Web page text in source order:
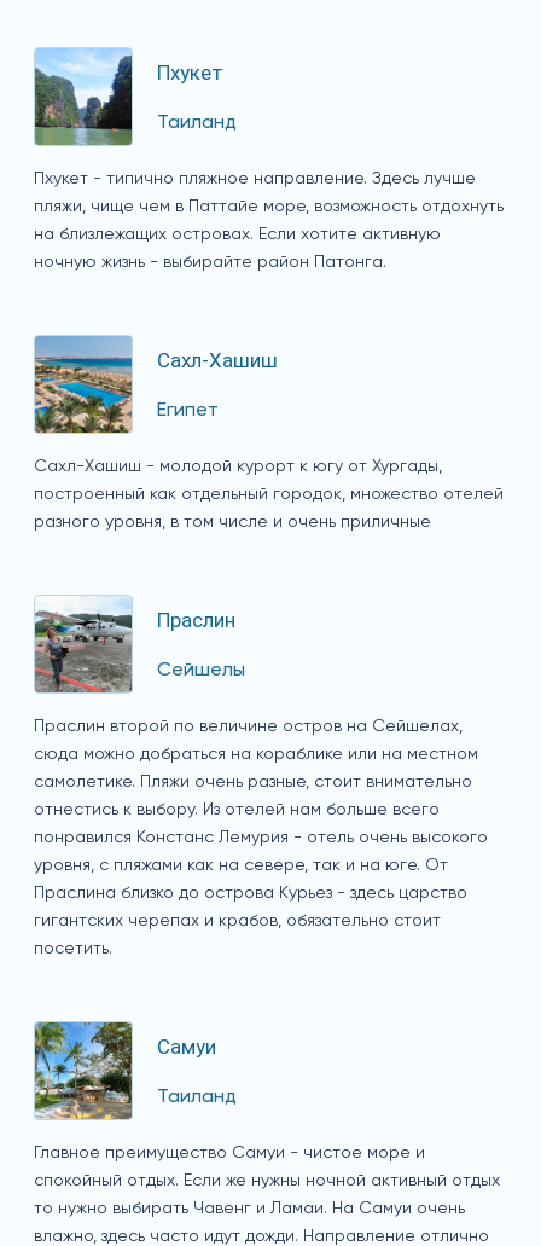
Пхукет
Таиланд
Пхукет - типично пляжное направление. Здесь лучше
пляжи, чище чем в Паттайе море, возможность отдохнуть
на близлежащих островах. Если хотите активную
ночную жизнь - выбирайте район Патонга.
Сахл-Хашиш
Египет
Сахл-Хашиш - молодой курорт к югу от Хургады,
построенный как отдельный городок, множество отелей
разного уровня, в том числе и очень приличные
Праслин
Сейшелы
Праслин второй по величине остров на Сейшелах,
сюда можно добраться на кораблике или на местном
самолетике. Пляжи очень разные, стоит внимательно
отнестись к выбору. Из отелей нам больше всего
понравился Констанс Лемурия - отель очень высокого
уровня, с пляжами как на севере, так и на юге. От
Праслина близко до острова Курьез - здесь царство
гигантских черепах и крабов, обязательно стоит
посетить.
Самуи
Таиланд
Главное преимущество Самуи - чистое море и
спокойный отдых. Если же нужны ночной активный отдых
то нужно выбирать Чавенг и Ламаи. На Самуи очень
влажно, здесь часто идут дожди. Направление отлично